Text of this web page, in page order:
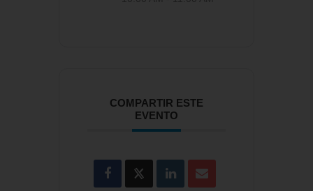
COMPARTIR ESTE
EVENTO